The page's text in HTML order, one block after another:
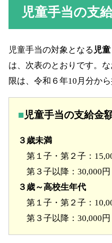
児童手当の支
児童手当の対象となる 児
は、次表のとおりです。
限は、令和６年10月分か
児童手当の支給金
３歳未満
第１子・第２子：
第３子以降：30,000円
３歳～高校生年代
第１子・第２子：
第３子以降：30,000円